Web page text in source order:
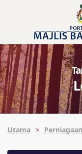
Utama Perniagaan